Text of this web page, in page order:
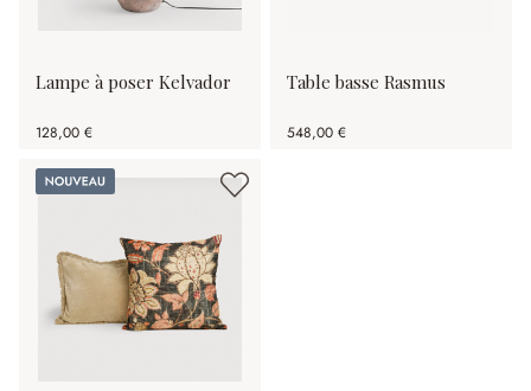
Lampe à poser Kelvador
128,00 €
Table basse Rasmus
548,00 €
Nouveau